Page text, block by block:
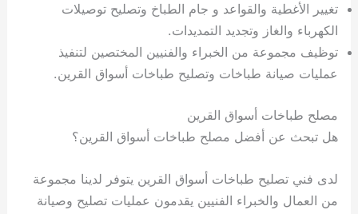
تغيير الأغطية والقواعد و جام الطباخ وتصليح توصيلات
الكهرباء والغاز وتجديد التمديدات.
توظيف مجموعة من الخبراء والفنيين المختصين لتنفيذ
عمليات صيانة طباخات وتصليح طباخات أسواق القرين.
مصلح طباخات أسواق القرين
هل تبحث عن أفضل مصلح طباخات أسواق القرين؟
لدى فني تصليح طباخات أسواق القرين يتوفر لدينا مجموعة
من العمال والخبراء الفنيين يقدمون عمليات تصليح وصيانة